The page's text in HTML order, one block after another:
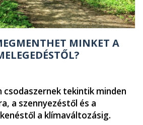
MINKET A
tekintik minden
a szennyezéstől és a
a klímaváltozásig.